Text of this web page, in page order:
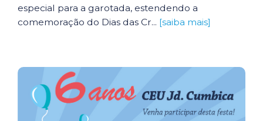
especial para a garotada, estendendo a
comemoração do Dias das Cr... [saiba mais]